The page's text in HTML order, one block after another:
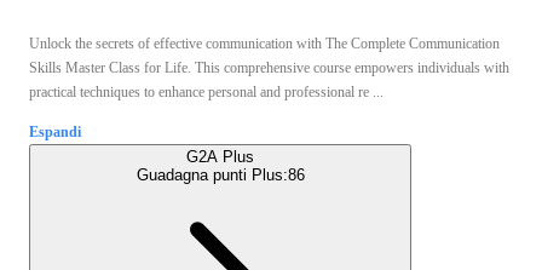
Unlock the secrets of effective communication with The Complete Communication
Skills Master Class for Life. This comprehensive course empowers individuals with
practical techniques to enhance personal and professional re ...
Espandi
G2A Plus
Guadagna punti Plus:86